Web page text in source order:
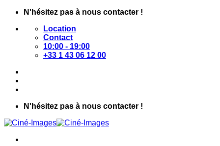
Passer
contenu
N'hésitez pas à nous contacter !
Location
Contact
10:00 - 19:00
+33 1 43 06 12 00
N'hésitez pas à nous contacter !